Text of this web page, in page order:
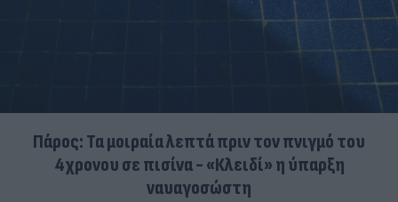
Πάρος: Τα μοιραία λεπτά πριν τον πνιγμό του
4χρονου σε πισίνα - «Κλειδί» η ύπαρξη
ναυαγοσώστη